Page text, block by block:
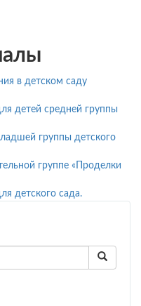
в детском саду
детей средней группы
группы детского
группе «Проделки
детского сада.